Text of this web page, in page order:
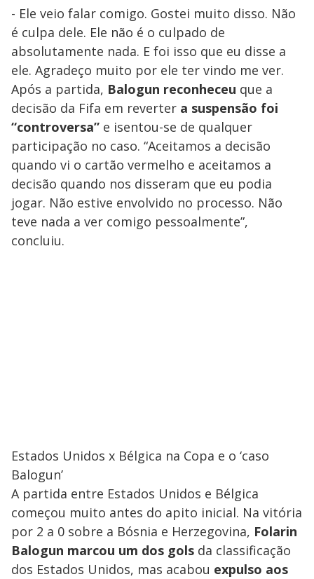
- Ele veio falar comigo. Gostei muito disso. Não
é culpa dele. Ele não é o culpado de
absolutamente nada. E foi isso que eu disse a
ele. Agradeço muito por ele ter vindo me ver.
Após a partida, Balogun reconheceu que a
decisão da Fifa em reverter a suspensão foi
“controversa” e isentou-se de qualquer
participação no caso. “Aceitamos a decisão
quando vi o cartão vermelho e aceitamos a
decisão quando nos disseram que eu podia
jogar. Não estive envolvido no processo. Não
teve nada a ver comigo pessoalmente”,
concluiu.
Estados Unidos x Bélgica na Copa e o ‘caso
Balogun’
A partida entre Estados Unidos e Bélgica
começou muito antes do apito inicial. Na vitória
por 2 a 0 sobre a Bósnia e Herzegovina, Folarin
Balogun marcou um dos gols da classificação
dos Estados Unidos, mas acabou expulso aos